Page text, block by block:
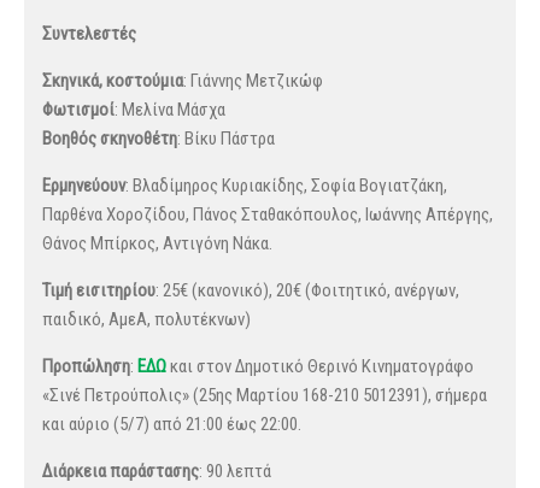
Συντελεστές
Σκηνικά, κοστούμια: Γιάννης Μετζικώφ
Φωτισμοί: Μελίνα Μάσχα
Βοηθός σκηνοθέτη: Βίκυ Πάστρα
Ερμηνεύουν: Βλαδίμηρος Κυριακίδης, Σοφία Βογιατζάκη,
Παρθένα Χοροζίδου, Πάνος Σταθακόπουλος, Ιωάννης Απέργης,
Θάνος Μπίρκος, Αντιγόνη Νάκα.
Τιμή εισιτηρίου: 25€ (κανονικό), 20€ (Φοιτητικό, ανέργων,
παιδικό, ΑμεΑ, πολυτέκνων)
Προπώληση: ΕΔΩκαι στον Δημοτικό Θερινό Κινηματογράφο
«Σινέ Πετρούπολις» (25ης Μαρτίου 168-210 5012391), σήμερα
και αύριο (5/7) από 21:00 έως 22:00.
Διάρκεια παράστασης: 90 λεπτά